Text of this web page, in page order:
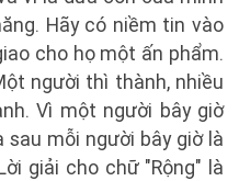
Hãy có niềm tin vào
cho họ một ấn phẩm.
người thì thành, nhiều
Vì một người bây giờ
sau mỗi người bây giờ là
giải cho chữ "Rộng" là